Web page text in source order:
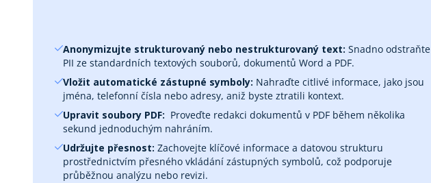
Anonymizujte strukturovaný nebo nestrukturovaný text:‎ Snadno odstraňte
PII ze standardních textových souborů, dokumentů Word a PDF.
Vložit automatické zástupné symboly: Nahraďte citlivé informace, jako jsou
jména, telefonní čísla nebo adresy, aniž byste ztratili kontext.
Upravit soubory PDF: ‎ Proveďte redakci dokumentů v PDF během několika
sekund jednoduchým nahráním.
Udržujte přesnost: Zachovejte klíčové informace a datovou strukturu
prostřednictvím přesného vkládání zástupných symbolů, což podporuje
průběžnou analýzu nebo revizi.